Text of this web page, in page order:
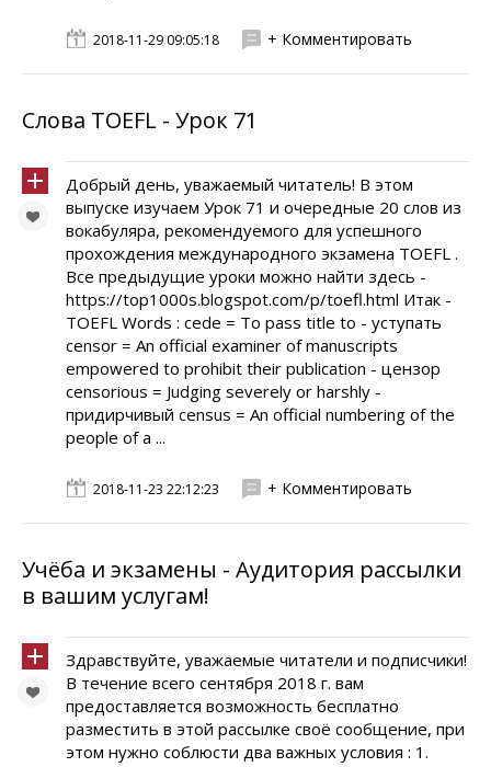
2018-11-29 09:05:18 + Комментировать
Слова TOEFL - Урок 71
Добрый день, уважаемый читатель! В этом
выпуске изучаем Урок 71 и очередные 20 слов из
вокабуляра, рекомендуемого для успешного
прохождения международного экзамена TOEFL .
Все предыдущие уроки можно найти здесь -
https://top1000s.blogspot.com/p/toefl.html Итак -
TOEFL Words : cede = To pass title to - уступать
censor = An official examiner of manuscripts
empowered to prohibit their publication - цензор
censorious = Judging severely or harshly -
придирчивый census = An official numbering of the
people of a ...
2018-11-23 22:12:23 + Комментировать
Учёба и экзамены - Аудитория рассылки
в вашим услугам!
Здравствуйте, уважаемые читатели и подписчики!
В течение всего сентября 2018 г. вам
предоставляется возможность бесплатно
разместить в этой рассылке своё сообщение, при
этом нужно соблюсти два важных условия : 1.